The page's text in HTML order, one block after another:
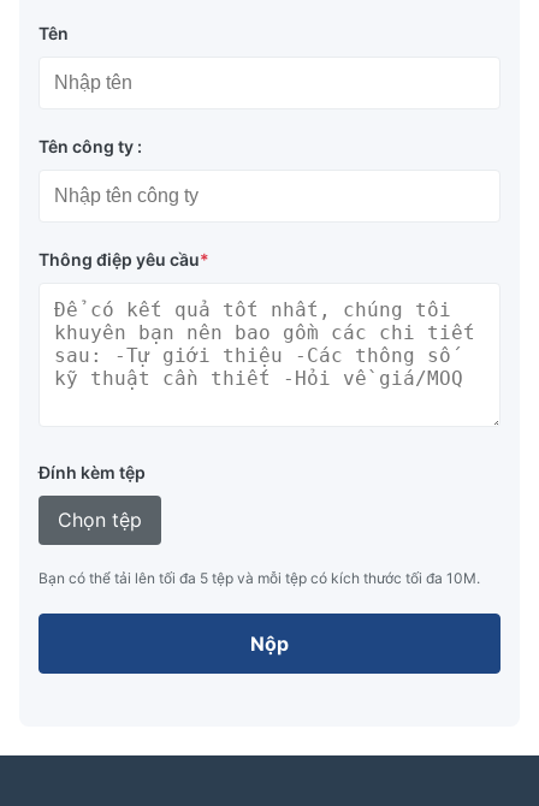
Tên
Tên công ty :
Thông điệp yêu cầu*
Đính kèm tệp
Chọn tệp
Bạn có thể tải lên tối đa 5 tệp và mỗi tệp có kích thước tối đa 10M.
Nộp